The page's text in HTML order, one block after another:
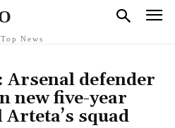
News
defender
new five-year
squad